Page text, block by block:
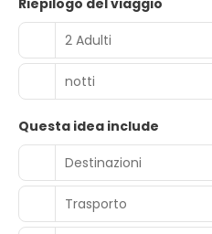
Riepilogo del viaggio
2 Adulti
notti
Questa idea include
Destinazioni
Trasporto